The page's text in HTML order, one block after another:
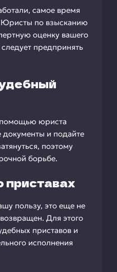
самое время
Юристы по взысканию
оценку вашего
предпринять
юриста
документы и подайте
поэтому
борьбе.
приставах
пользу, это еще не
возвращен. Для этого
приставов и
исполнения